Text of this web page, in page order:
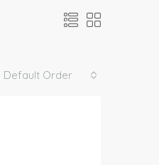
Default Order